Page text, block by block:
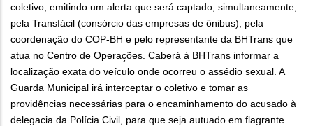
coletivo, emitindo um alerta que será captado, simultaneamente,
pela Transfácil (consórcio das empresas de ônibus), pela
coordenação do COP-BH e pelo representante da BHTrans que
atua no Centro de Operações. Caberá à BHTrans informar a
localização exata do veículo onde ocorreu o assédio sexual. A
Guarda Municipal irá interceptar o coletivo e tomar as
providências necessárias para o encaminhamento do acusado à
delegacia da Polícia Civil, para que seja autuado em flagrante.